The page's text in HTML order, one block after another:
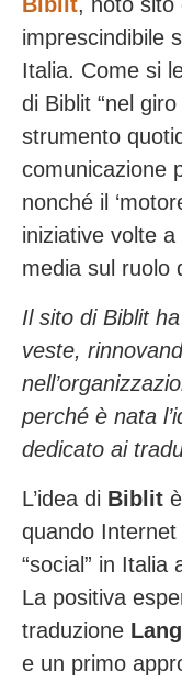
imprescindibile
Italia. Come si
di Biblit “nel
strumento
comunicazione
nonché il
iniziative volte
media sul ruolo
Il sito di Biblit
veste,
perché è nata
dedicato ai
L’idea di Biblit
quando
“social” in Italia
La positiva
traduzione
e un primo